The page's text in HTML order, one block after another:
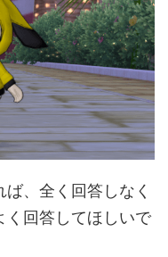
、全く回答しなく
く回答してほしいで